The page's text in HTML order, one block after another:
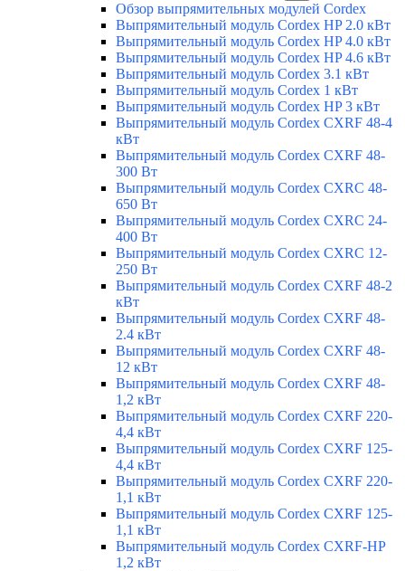
Обзор выпрямительных модулей Cordex
Выпрямительный модуль Cordex HP 2.0 кВт
Выпрямительный модуль Cordex HP 4.0 кВт
Выпрямительный модуль Cordex HP 4.6 кВт
Выпрямительный модуль Cordex 3.1 кВт
Выпрямительный модуль Cordex 1 кВт
Выпрямительный модуль Cordex HP 3 кВт
Выпрямительный модуль Cordex CXRF 48-4
кВт
Выпрямительный модуль Cordex CXRF 48-
300 Вт
Выпрямительный модуль Cordex CXRС 48-
650 Вт
Выпрямительный модуль Cordex CXRС 24-
400 Вт
Выпрямительный модуль Cordex CXRС 12-
250 Вт
Выпрямительный модуль Cordex CXRF 48-2
кВт
Выпрямительный модуль Cordex CXRF 48-
2.4 кВт
Выпрямительный модуль Cordex CXRF 48-
12 кВт
Выпрямительный модуль Cordex CXRF 48-
1,2 кВт
Выпрямительный модуль Cordex CXRF 220-
4,4 кВт
Выпрямительный модуль Cordex CXRF 125-
4,4 кВт
Выпрямительный модуль Cordex CXRF 220-
1,1 кВт
Выпрямительный модуль Cordex CXRF 125-
1,1 кВт
Выпрямительный модуль Cordex CXRF-HP
1,2 кВт